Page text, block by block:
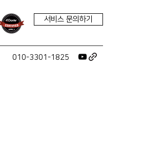
서비스 문의하기
010-3301-1825